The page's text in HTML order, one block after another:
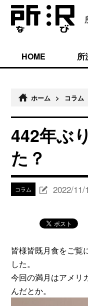
HOME 所
ホーム > コラム
442年ぶ
た？
コラム 2022/11/
皆様皆既月食をご覧
した。
今回の満月はアメリ
んだとか。